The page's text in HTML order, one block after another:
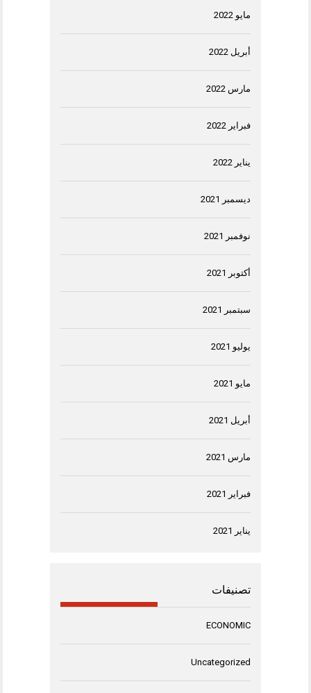
مايو 2022
أبريل 2022
مارس 2022
فبراير 2022
يناير 2022
ديسمبر 2021
نوفمبر 2021
أكتوبر 2021
سبتمبر 2021
يوليو 2021
مايو 2021
أبريل 2021
مارس 2021
فبراير 2021
يناير 2021
تصنيفات
ECONOMIC
Uncategorized